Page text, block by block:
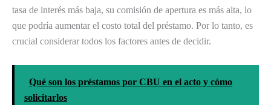
tasa de interés más baja, su comisión de apertura es más alta, lo
que podría aumentar el costo total del préstamo. Por lo tanto, es
crucial considerar todos los factores antes de decidir.
Qué son los préstamos por CBU en el acto y cómo
solicitarlos